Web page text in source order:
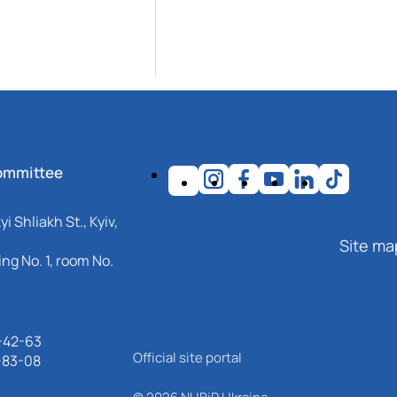
Shliakh St., Kyiv,
No. 1, room No.
63
08
Site
Official site portal